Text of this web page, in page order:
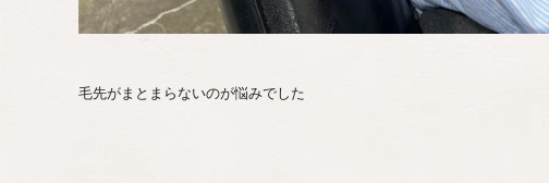
毛先がまとまらないのが悩みでした